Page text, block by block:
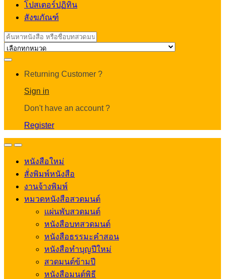
โปสเตอร์ปฏิทิน
สังฆภัณฑ์
Search
for:
Returning Customer ?
Sign in
Don't have an account ?
Register
OpenClose
หนังสือใหม่
สั่งพิมพ์หนังสือ
งานจ้างพิมพ์
หมวดหนังสือสวดมนต์
แผ่นพับสวดมนต์
หนังสือบทสวดมนต์
หนังสือธรรมะคำสอน
หนังสือทำบุญปีใหม่
สวดมนต์ข้ามปี
หนังสือมนต์พิธี